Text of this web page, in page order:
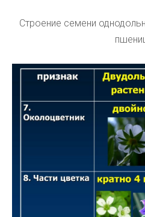
Строение семени